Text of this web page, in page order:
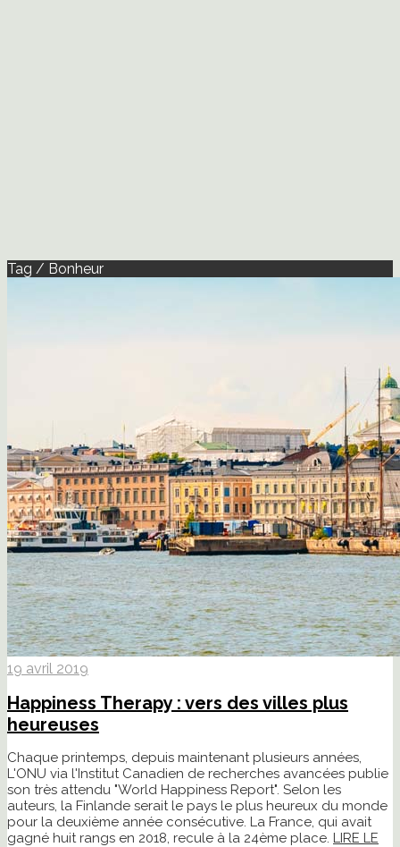
Tag / Bonheur
19 avril 2019
Happiness Therapy : vers des villes plus
heureuses
Chaque printemps, depuis maintenant plusieurs années,
L'ONU via l'Institut Canadien de recherches avancées publie
son très attendu "World Happiness Report". Selon les
auteurs, la Finlande serait le pays le plus heureux du monde
pour la deuxième année consécutive. La France, qui avait
gagné huit rangs en 2018, recule à la 24ème place. LIRE LE